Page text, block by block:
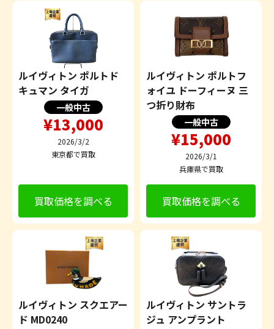
ルイヴィトン ポルトド
キュマン タイガ
一般中古
¥13,000
2026/3/2
東京都で買取
買取価格を調べる
ルイヴィトン ポルトフ
ォイユ ドーフィーヌ 三
つ折り財布
一般中古
¥15,000
2026/3/1
兵庫県で買取
買取価格を調べる
ルイヴィトン スクエアー
ド MD0240
ルイヴィトン サントラ
ジュ アンプラント